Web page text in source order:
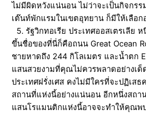
ไม่มีผิดหวังแน่นอน ไม่ว่าจะเป็นกิจกรร
เต๊นท์พักแรมในเขตอุทยาน ก็มีให้เลือก
5. รัฐวิกทอเรีย ประเทศออสเตรเลีย
ขึ้นชื่อของที่นี่ก็คือถนน Great Ocean
ชายหาดถึง 244 กิโลเมตร และน้ำตก
แสนสวยงามที่คุณไม่ควรพลาดอย่างเ
ประเทศฝรั่งเศส คงไม่มีใครที่จะปฏิเสธ
สถานที่แห่งนี้อย่างแน่นอน อีกหนึ่งสถา
แสนโรแมนติกแห่งนี้อาจจะทำให้คุณพ